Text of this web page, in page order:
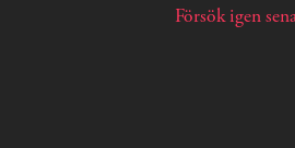
Försök igen